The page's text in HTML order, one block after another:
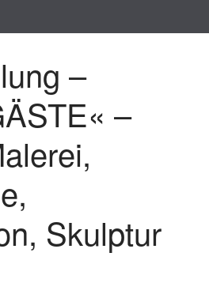
Startseite
Programm
Künstler/ innen
Impressum
Datenschutz
nach:
–
–
Skulptur